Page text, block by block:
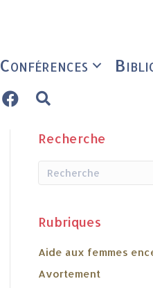
Conférences
Recherche
Rubriques
Aide aux femmes
Avortement